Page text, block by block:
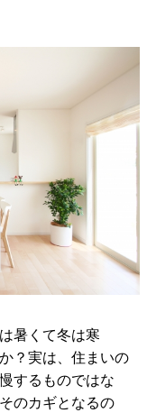
暑くて冬は寒
？実は、住まいの
するものではな
のカギとなるの